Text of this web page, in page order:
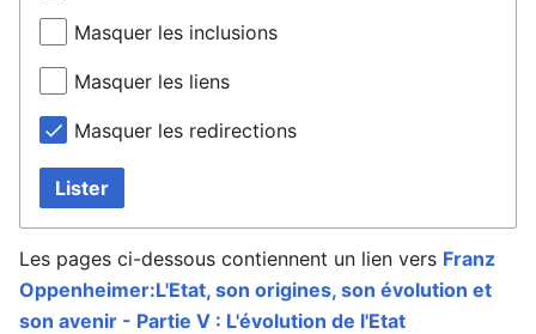
Masquer les inclusions
Masquer les liens
Masquer les redirections
Lister
Les pages ci-dessous contiennent un lien vers Franz
Oppenheimer:L'Etat, son origines, son évolution et
son avenir - Partie V : L'évolution de l'Etat